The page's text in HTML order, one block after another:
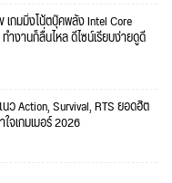
เกมมิ่งโน้ตบุ๊คพลัง Intel Core
ำงานก็ลื่นไหล ดีไซน์เรียบง่ายดูดี
Action, Survival, RTS ยอดฮิต
จเกมเมอร์ 2026